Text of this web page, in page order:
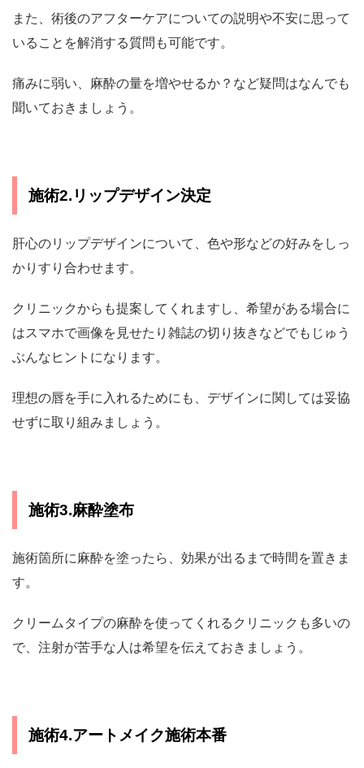
また、術後のアフターケアについての説明や不安に思って
いることを解消する質問も可能です。
痛みに弱い、麻酔の量を増やせるか？など疑問はなんでも
聞いておきましょう。
施術2.リップデザイン決定
肝心のリップデザインについて、色や形などの好みをしっ
かりすり合わせます。
クリニックからも提案してくれますし、希望がある場合に
はスマホで画像を見せたり雑誌の切り抜きなどでもじゅう
ぶんなヒントになります。
理想の唇を手に入れるためにも、デザインに関しては妥協
せずに取り組みましょう。
施術3.麻酔塗布
施術箇所に麻酔を塗ったら、効果が出るまで時間を置きま
す。
クリームタイプの麻酔を使ってくれるクリニックも多いの
で、注射が苦手な人は希望を伝えておきましょう。
施術4.アートメイク施術本番